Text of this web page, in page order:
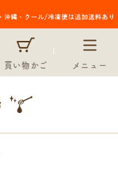
買い物かご メニュー